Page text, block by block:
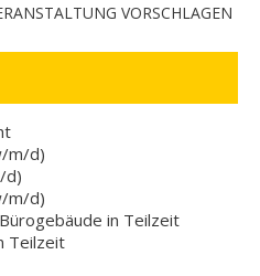
VORSCHLAGEN
m/d)
d)
m/d)
in Teilzeit
Teilzeit